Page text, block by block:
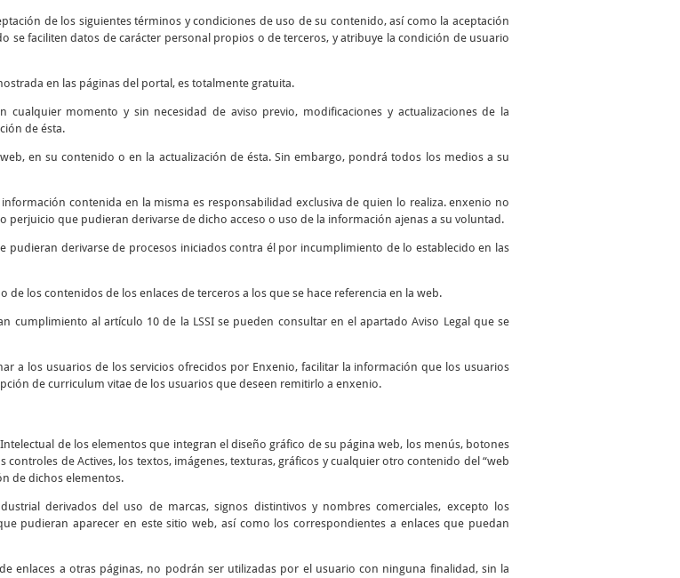
de los siguientes términos y condiciones de uso de su contenido, así como la aceptación
se faciliten datos de carácter personal propios o de terceros, y atribuye la condición de usuario
en las páginas del portal, es totalmente gratuita.
momento y sin necesidad de aviso previo, modificaciones y actualizaciones de la
de ésta.
en su contenido o en la actualización de ésta. Sin embargo, pondrá todos los medios a su
contenida en la misma es responsabilidad exclusiva de quien lo realiza. enxenio no
que pudieran derivarse de dicho acceso o uso de la información ajenas a su voluntad.
pudieran derivarse de procesos iniciados contra él por incumplimiento de lo establecido en las
los contenidos de los enlaces de terceros a los que se hace referencia en la web.
cumplimiento al artículo 10 de la LSSI se pueden consultar en el apartado Aviso Legal que se
a los usuarios de los servicios ofrecidos por Enxenio, facilitar la información que los usuarios
de curriculum vitae de los usuarios que deseen remitirlo a enxenio.
de los elementos que integran el diseño gráfico de su página web, los menús, botones
controles de Actives, los textos, imágenes, texturas, gráficos y cualquier otro contenido del “web
de dichos elementos.
derivados del uso de marcas, signos distintivos y nombres comerciales, excepto los
pudieran aparecer en este sitio web, así como los correspondientes a enlaces que puedan
enlaces a otras páginas, no podrán ser utilizadas por el usuario con ninguna finalidad, sin la